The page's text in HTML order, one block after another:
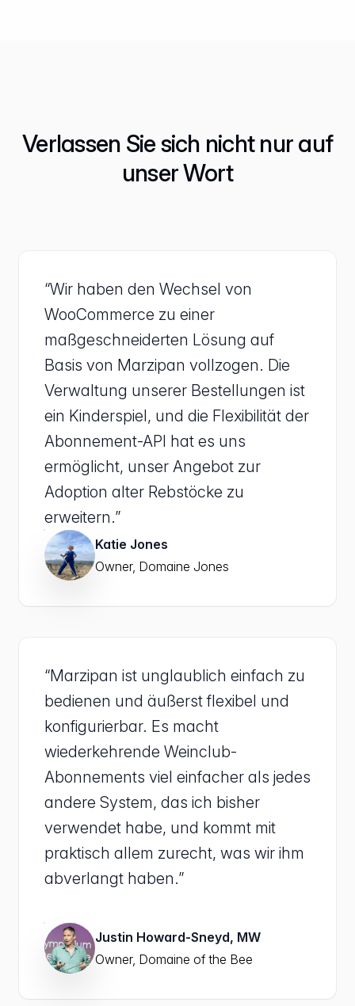
Verlassen Sie sich nicht nur auf
unser Wort
“Wir haben den Wechsel von
WooCommerce zu einer
maßgeschneiderten Lösung auf
Basis von Marzipan vollzogen. Die
Verwaltung unserer Bestellungen ist
ein Kinderspiel, und die Flexibilität der
Abonnement-API hat es uns
ermöglicht, unser Angebot zur
Adoption alter Rebstöcke zu
erweitern.”
Katie Jones
Owner, Domaine Jones
“Marzipan ist unglaublich einfach zu
bedienen und äußerst flexibel und
konfigurierbar. Es macht
wiederkehrende Weinclub-
Abonnements viel einfacher als jedes
andere System, das ich bisher
verwendet habe, und kommt mit
praktisch allem zurecht, was wir ihm
abverlangt haben.”
Justin Howard-Sneyd, MW
Owner, Domaine of the Bee